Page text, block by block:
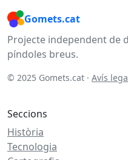
Gomets.cat
Projecte independent de
píndoles breus.
© 2025 Gomets.cat · Avís
Seccions
Història
Tecnologia